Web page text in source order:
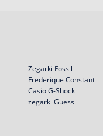
Zegarki Fossil
Frederique Constant
Casio G-Shock
zegarki Guess